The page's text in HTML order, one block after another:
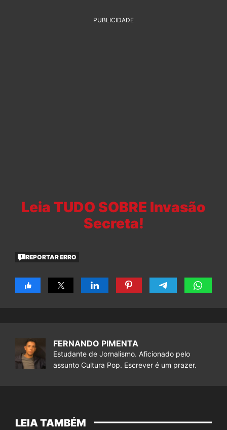
PUBLICIDADE
Leia TUDO SOBRE Invasão
Secreta!
REPORTAR ERRO
FERNANDO PIMENTA
Estudante de Jornalismo. Aficionado pelo
assunto Cultura Pop. Escrever é um prazer.
LEIA TAMBÉM